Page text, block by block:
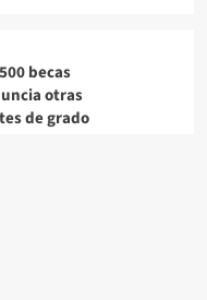
becas
otras
de grado